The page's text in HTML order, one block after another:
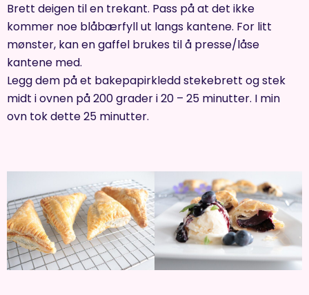
Brett deigen til en trekant. Pass på at det ikke
kommer noe blåbærfyll ut langs kantene. For litt
mønster, kan en gaffel brukes til å presse/låse
kantene med.
Legg dem på et bakepapirkledd stekebrett og stek
midt i ovnen på 200 grader i 20 – 25 minutter. I min
ovn tok dette 25 minutter.